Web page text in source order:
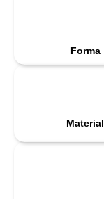
Forma
Material